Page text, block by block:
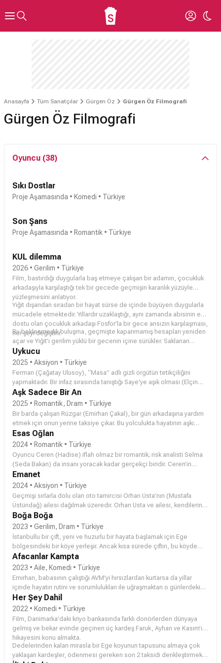
Anasayfa Tüm Sanatçılar Gürgen Öz Gürgen Öz Filmografi
Gürgen Öz Filmografi
Oyuncu (38)
Sıkı Dostlar
Proje Aşamasında • Komedi • Türkiye
Son Şans
Proje Aşamasında • Romantik • Türkiye
KUL dilemma
2026 • Gerilim • Türkiye
Film, bastırdığı duygularla baş etmeye çalışan bir adamın, çocukluk
arkadaşıyla karşılaştığı tek bir gecede geçmişin karanlık yüzüyle
yüzleşmesini anlatıyor.
Yiğit dışarıdan sıradan bir hayat sürse de içinde büyüyen duygularla
mücadele etmektedir. Yıllardır uzaklaştığı, aynı zamanda abisinin eski
dostu olan çocukluk arkadaşı Fosfor’la bir gece ansızın karşılaşması,
her şeyi değiştirir.
Bu beklenmedik buluşma, geçmişte kapanmamış hesapları yeniden
açar ve Yiğit’i gerilim yüklü bir gecenin içine sürükler. Saklanan
duygular, bastırılmış suçluluklar ve kaçılan yüzleşmeler birer birer
gün yüzüne çıkarken, Yiğit’in hayatı geri dönülmez biçimde değişir.
Uykucu
2025 • Aksiyon • Türkiye
Ferman (Çağatay Ulusoy), “Masa” adlı gizli örgütün tetikçiliğini
yapmaktadır. Bir infaz sırasında tanıştığı Saye'ye aşık olması (Elçin
Sangu) işleri değiştirecektir.
Aşk Sadece Bir An
2025 • Romantik, Dram • Türkiye
Bir barda çalışan Rüzgar (Emirhan Çakal ), bir gün arkadaşına yardım
etmek için onun yerine taksiye çıkar. Bu yolculukta hayatının aşkı
Hayal ( Nilsu Berfin Aktaş
geçmişi sebebiyle bir çıkmaza girer.
Esas Oğlan
2024 • Romantik • Türkiye
Oyuncu Ceren (Hadise) iflah olmaz bir romantik; risk analisti Selma
(Seda Bakan) da insanı yoracak kadar gerçekçi biridir. Ceren’in
doğru erkeği bulmak için mantıklı düşünmeye, Selma’nın ise
duygularını serbest bırakmaya ihtiyacı vardır. İlişkilere bambaşka
açılardan bakan ve zıt karakterde olan bu iki kadın bir karar verir ve
hikâye işte tam bu noktada başlar.
Emanet
2024 • Aksiyon • Türkiye
Geçmişi sırlarla dolu olan oto tamircisi Orhan Usta’nın (Mustafa
Üstündağ) ailesi dağılmak üzeredir. Orhan Usta ve ailesi, kendilerine
ait olmayan bir "emanet"i korumaları gerektiğinde her şeylerini
kaybetseler de birbirlerine kavuşacakları yirmi dört saatlik bir sürece
girerler.
Boğa Boğa
2023 • Gerilim, Dram • Türkiye
İstanbullu bir çift, yeni ve huzurlu bir hayata başlamak için Ege
bölgesindeki bir köye yerleşir. Ancak kısa sürede çiftin, bu köyde
pek çok düşmanı olduğu ortaya çıkar.
Afacanlar Kampta
2023 • Aile, Komedi • Türkiye
Emirhan, babasının çalıştığı AVM'yi hırsızlardan kurtarsa da yıllar
içinde hayatın rutini ve sorumlulukları ile uğraşmaktan o günlerdeki
dostluk ve macera ruhunu unutmuştur. Fakat dedesi Saffet'in şehir
dışında işletmecisi olduğu çocuk kampında geçirdiği yaz tatili,
hayatında hiç tahmin etmediği bir dönüm noktası olur. Beldeye kamp
yapmak için gelen Amerikalı belgesel ekibinin ajan olduğu ortaya
çıktığındaysa Emirhan ve diğer çocuklar için asıl macera başlar.
Her Şey Dahil
2022 • Komedi • Türkiye
Film, Danimarka’daki kriyo bankasında farklı donörlerden dünyaya
gelmiş ve bekar evinde geçinen üç kardeş Faruk, Ayhan ve Kasım’ın
hikayesini konu almakta.
Dedelerinden kalan mirasla bir Ege koyunun tapusunu almaya çok
yaklaşan kardeşler, ödenmesi gereken son 2 taksidi denkleştirmek